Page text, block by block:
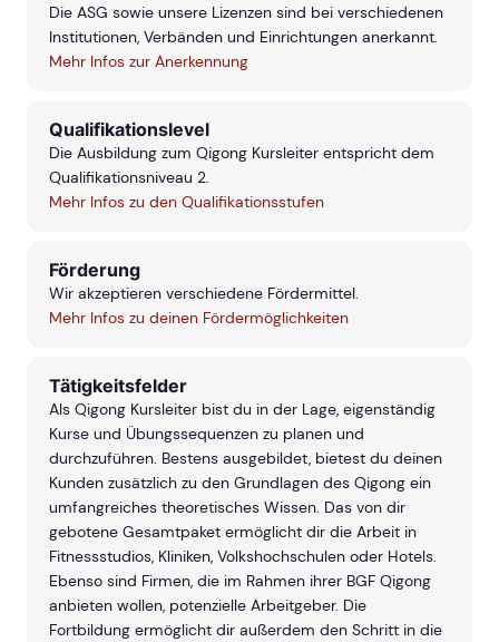
Die ASG sowie unsere Lizenzen sind bei verschiedenen
Institutionen, Verbänden und Einrichtungen anerkannt.
Mehr Infos zur Anerkennung
Qualifikationslevel
Die Ausbildung zum Qigong Kursleiter entspricht dem
Qualifikationsniveau 2.
Mehr Infos zu den Qualifikationsstufen
Förderung
Wir akzeptieren verschiedene Fördermittel.
Mehr Infos zu deinen Fördermöglichkeiten
Tätigkeitsfelder
Als Qigong Kursleiter bist du in der Lage, eigenständig
Kurse und Übungssequenzen zu planen und
durchzuführen. Bestens ausgebildet, bietest du deinen
Kunden zusätzlich zu den Grundlagen des Qigong ein
umfangreiches theoretisches Wissen. Das von dir
gebotene Gesamtpaket ermöglicht dir die Arbeit in
Fitnessstudios, Kliniken, Volkshochschulen oder Hotels.
Ebenso sind Firmen, die im Rahmen ihrer BGF Qigong
anbieten wollen, potenzielle Arbeitgeber. Die
Fortbildung ermöglicht dir außerdem den Schritt in die